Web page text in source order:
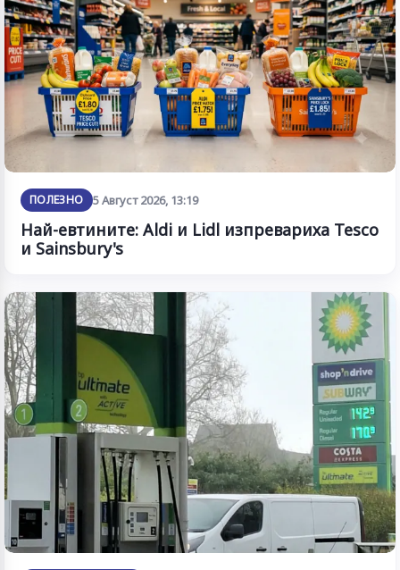
ПОЛЕЗНО 5 Август 2026, 13:19
Най-евтините: Aldi и Lidl изпревариха Tesco
и Sainsbury's